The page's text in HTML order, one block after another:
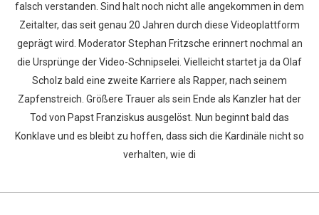
falsch verstanden. Sind halt noch nicht alle angekommen in dem
Zeitalter, das seit genau 20 Jahren durch diese Videoplattform
geprägt wird. Moderator Stephan Fritzsche erinnert nochmal an
die Ursprünge der Video-Schnipselei. Vielleicht startet ja da Olaf
Scholz bald eine zweite Karriere als Rapper, nach seinem
Zapfenstreich. Größere Trauer als sein Ende als Kanzler hat der
Tod von Papst Franziskus ausgelöst. Nun beginnt bald das
Konklave und es bleibt zu hoffen, dass sich die Kardinäle nicht so
verhalten, wie di